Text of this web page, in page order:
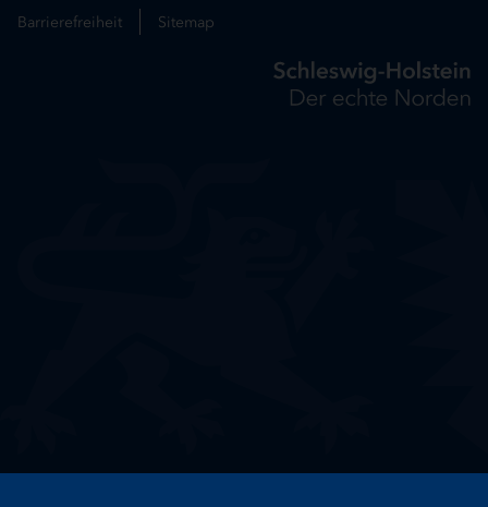
Barrierefreiheit Sitemap